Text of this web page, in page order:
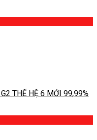
THẾ HỆ 6 MỚI 99,99%